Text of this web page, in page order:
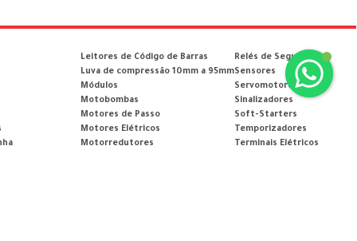
Leitores de Código de Barras
Luva de compressão 10mm a 95mm
Módulos
Motobombas
Motores de Passo
Motores Elétricos
Motorredutores
Relés de Segurança
Sensores
Servomotores
Sinalizadores
Soft-Starters
Temporizadores
Terminais Elétricos